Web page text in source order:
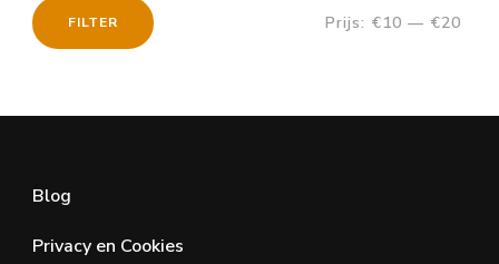
FILTER Prijs: €10 — €20
Blog
Privacy en Cookies